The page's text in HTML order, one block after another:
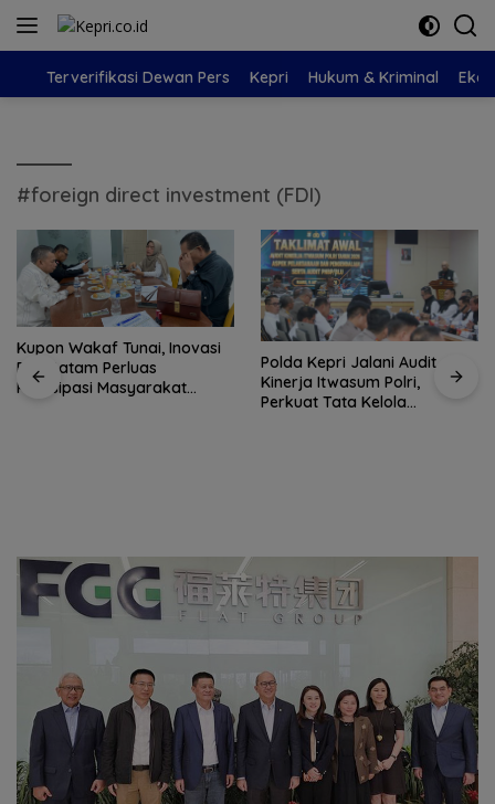
Langsung
Terverifikasi Dewan Pers Kepri Hukum & Kriminal
#foreign direct investment (FDI)
Kupon Wakaf Tunai, Inovasi
BWI Batam Perluas
Partisipasi Masyarakat
Polda Kepri Jalani Audit
Kinerja Itwasum Polri,
Perkuat Tata Kelola